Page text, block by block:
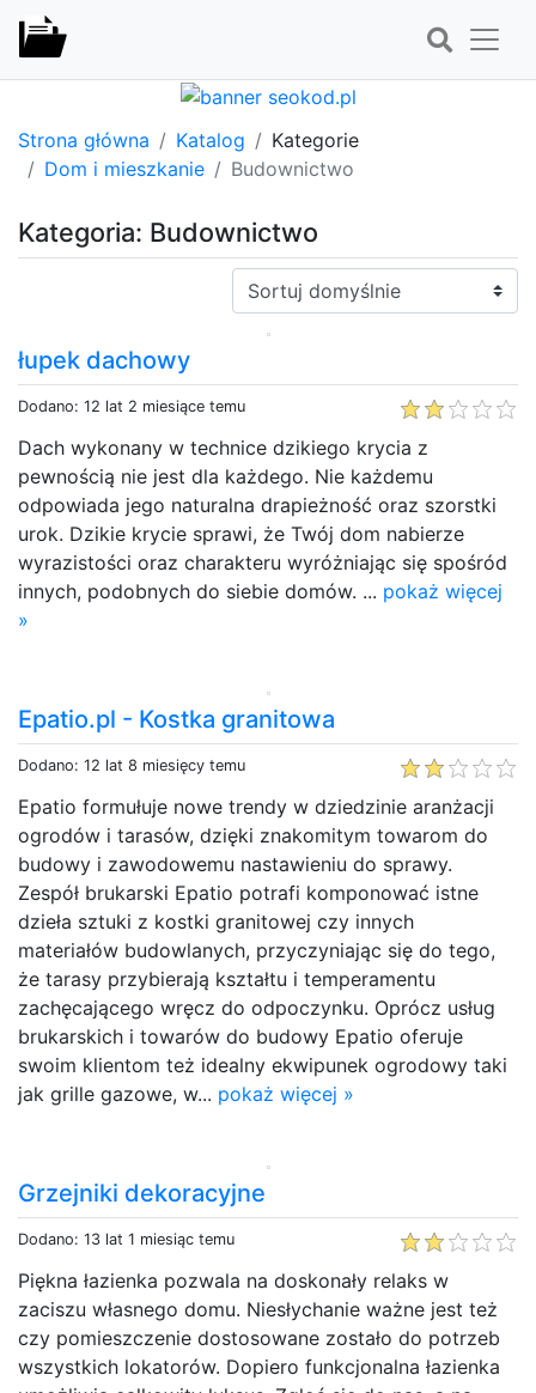
Strona główna Katalog
Kategorie
Dom i mieszkanie
Budownictwo
Kategoria: Budownictwo
Sortuj:
łupek dachowy
Dodano: 12 lat 2 miesiące temu
Dach wykonany w technice dzikiego krycia z
pewnością nie jest dla każdego. Nie każdemu
odpowiada jego naturalna drapieżność oraz szorstki
urok. Dzikie krycie sprawi, że Twój dom nabierze
wyrazistości oraz charakteru wyróżniając się spośród
innych, podobnych do siebie domów. ... pokaż więcej
»
Epatio.pl - Kostka granitowa
Dodano: 12 lat 8 miesięcy temu
Epatio formułuje nowe trendy w dziedzinie aranżacji
ogrodów i tarasów, dzięki znakomitym towarom do
budowy i zawodowemu nastawieniu do sprawy.
Zespół brukarski Epatio potrafi komponować istne
dzieła sztuki z kostki granitowej czy innych
materiałów budowlanych, przyczyniając się do tego,
że tarasy przybierają kształtu i temperamentu
zachęcającego wręcz do odpoczynku. Oprócz usług
brukarskich i towarów do budowy Epatio oferuje
swoim klientom też idealny ekwipunek ogrodowy taki
jak grille gazowe, w... pokaż więcej »
Grzejniki dekoracyjne
Dodano: 13 lat 1 miesiąc temu
Piękna łazienka pozwala na doskonały relaks w
zaciszu własnego domu. Niesłychanie ważne jest też
czy pomieszczenie dostosowane zostało do potrzeb
wszystkich lokatorów. Dopiero funkcjonalna łazienka